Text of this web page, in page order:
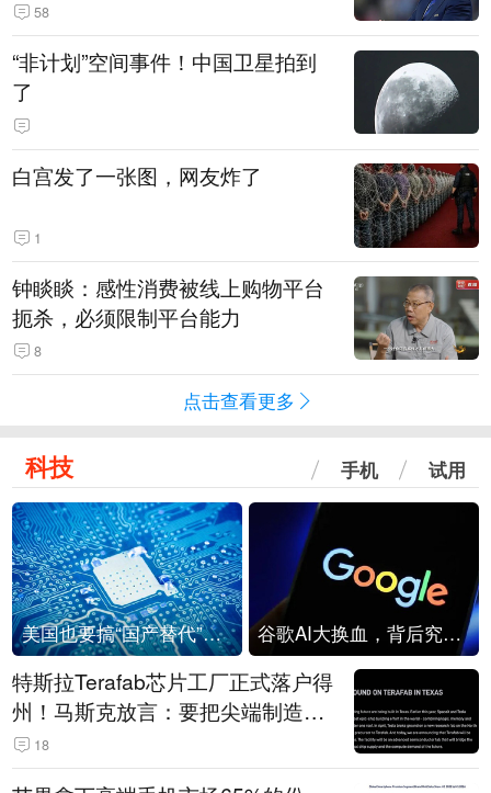
58
“非计划”空间事件！中国卫星拍到
了
白宫发了一张图，网友炸了
1
钟睒睒：感性消费被线上购物平台
扼杀，必须限制平台能力
8
点击查看更多
科技 手机 试用
美国也要搞“国产替代”？先算清三笔账 谷歌AI大换血，背后究竟发生了什么？
特斯拉Terafab芯片工厂正式落户得
州！马斯克放言：要把尖端制造带
回美国
18